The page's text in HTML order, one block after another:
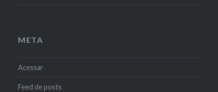
META
Acessar
Feed de posts